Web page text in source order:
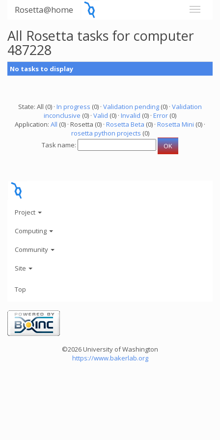
Rosetta@home
All Rosetta tasks for computer
487228
No tasks to display
State: All (0) · In progress (0) · Validation pending (0) · Validation
inconclusive (0) · Valid (0) · Invalid (0) · Error (0)
Application: All (0) · Rosetta (0) · Rosetta Beta (0) · Rosetta Mini (0) ·
rosetta python projects (0)
Task name:
Project
Computing
Community
Site
Top
©2026 University of Washington
https://www.bakerlab.org